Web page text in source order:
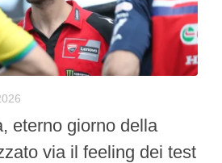
eterno giorno della
via il feeling dei test